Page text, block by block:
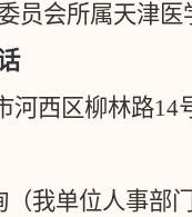
员会所属天津医
河西区柳林路14
我单位人事部门